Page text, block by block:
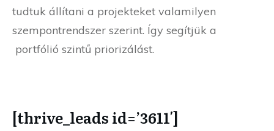
tudtuk állítani a projekteket valamilyen
szempontrendszer szerint. Így segítjük a
portfólió szintű priorizálást.
[thrive_leads id=’3611′]